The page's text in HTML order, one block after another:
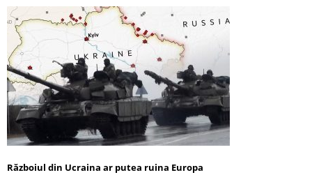
Războiul din Ucraina ar putea ruina Europa